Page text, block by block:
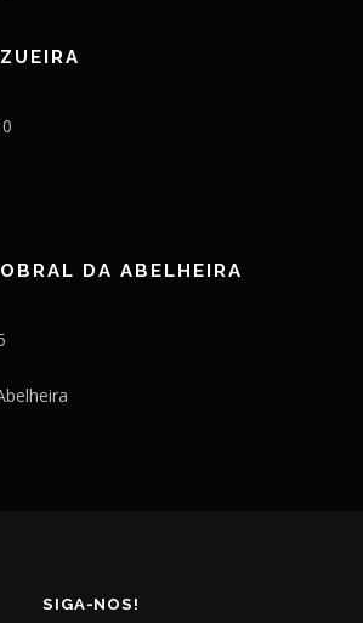
DA ABELHEIRA
SIGA-NOS!